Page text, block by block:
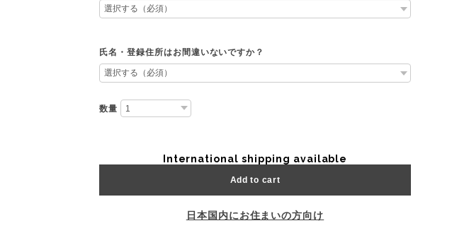
氏名・登録住所はお間違いないですか？
数量
International shipping available
Add to cart
日本国内にお住まいの方向け